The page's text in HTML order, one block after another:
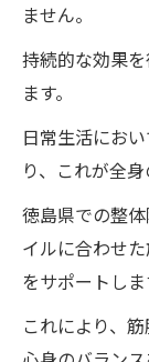
ません。
持続的な効果
ます。
日常生活にお
り、これが全
徳島県での整
イルに合わせ
をサポートしま
これにより、